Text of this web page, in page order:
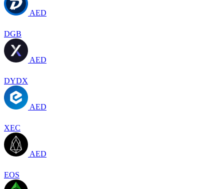
AED
DGB
AED
DYDX
AED
XEC
AED
EOS